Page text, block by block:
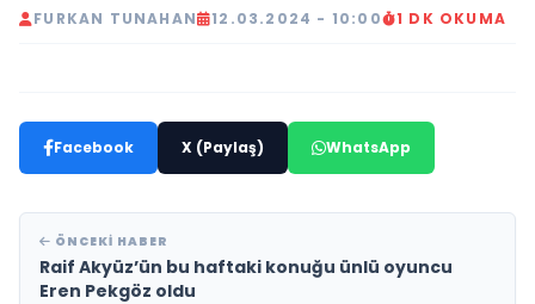
FURKAN TUNAHAN 12.03.2024 - 10:00 1 DK OKUMA
Facebook X (Paylaş) WhatsApp
ÖNCEKI HABER
Raif Akyüz’ün bu haftaki konuğu ünlü oyuncu
Eren Pekgöz oldu